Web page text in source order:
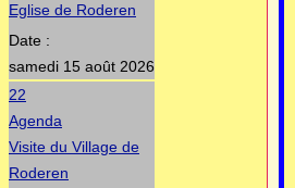
Eglise de Roderen
Date :
samedi 15 août 2026
22
Agenda
Visite du Village de
Roderen